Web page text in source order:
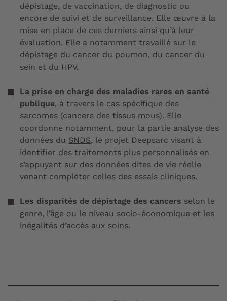
dépistage, de vaccination, de diagnostic ou
encore de suivi et de surveillance. Elle œuvre à la
mise en place de ces derniers ainsi qu’à leur
évaluation. Elle a notamment travaillé sur le
dépistage du cancer du poumon, du cancer du
sein et du HPV.
La prise en charge des maladies rares en santé
publique, à travers le cas spécifique des
sarcomes (cancers des tissus mous). Elle
coordonne notamment, pour la partie analyse des
données du SNDS, le projet Deepsarc visant à
identifier des traitements plus personnalisés en
s’appuyant sur des données dites de vie réelle
venant compléter celles des essais cliniques.
Les disparités de dépistage des cancers selon le
genre, l’âge ou le niveau socio-économique et les
inégalités d’accès aux soins.